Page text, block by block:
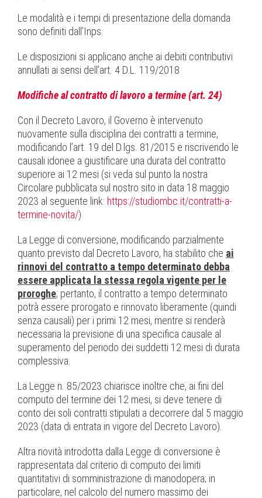
Le modalità e i tempi di presentazione della domanda
sono definiti dall’Inps.
Le disposizioni si applicano anche ai debiti contributivi
annullati ai sensi dell’art. 4 D.L. 119/2018
Modifiche al contratto di lavoro a termine (art. 24)
Con il Decreto Lavoro, il Governo è intervenuto
nuovamente sulla disciplina dei contratti a termine,
modificando l’art. 19 del D.lgs. 81/2015 e riscrivendo le
causali idonee a giustificare una durata del contratto
superiore ai 12 mesi (si veda sul punto la nostra
Circolare pubblicata sul nostro sito in data 18 maggio
2023 al seguente link: https://studiombc.it/contratti-a-
termine-novita/)
La Legge di conversione, modificando parzialmente
quanto previsto dal Decreto Lavoro, ha stabilito che ai
rinnovi del contratto a tempo determinato debba
essere applicata la stessa regola vigente per le
proroghe; pertanto, il contratto a tempo determinato
potrà essere prorogato e rinnovato liberamente (quindi
senza causali) per i primi 12 mesi, mentre si renderà
necessaria la previsione di una specifica causale al
superamento del periodo dei suddetti 12 mesi di durata
complessiva.
La Legge n. 85/2023 chiarisce inoltre che, ai fini del
computo del termine dei 12 mesi, si deve tenere di
conto dei soli contratti stipulati a decorrere dal 5 maggio
2023 (data di entrata in vigore del Decreto Lavoro).
Altra novità introdotta dalla Legge di conversione è
rappresentata dal criterio di computo dei limiti
quantitativi di somministrazione di manodopera; in
particolare, nel calcolo del numero massimo dei